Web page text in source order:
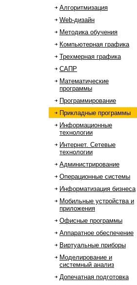
Алгоритмизация
Web-дизайн
Методика обучения
Компьютерная графика
Трехмерная графика
САПР
Математические
программы
Программирование
Прикладные программы
Информационные
технологии
Интернет. Сетевые
технологии
Администрирование
Операционные системы
Информатизация бизнеса
Мобильные устройства и
приложения
Офисные программы
Аппаратное обеспечение
Виртуальные приборы
Моделирование и
системный анализ
Допечатная подготовка